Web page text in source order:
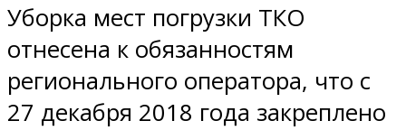
Уборка мест погрузки ТКО
отнесена к обязанностям
регионального оператора, что с
27 декабря 2018 года закреплено